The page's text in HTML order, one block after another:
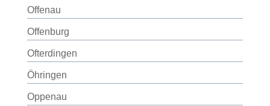
Offenau
Offenburg
Ofterdingen
Öhringen
Oppenau